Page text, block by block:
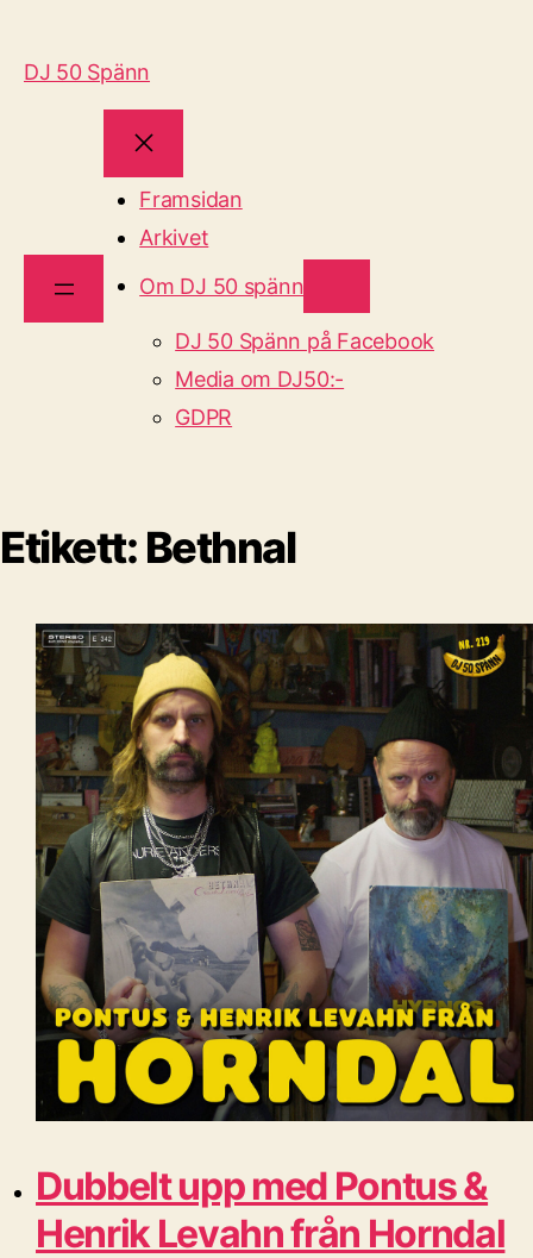
DJ 50 Spänn
Framsidan
Arkivet
Om DJ 50 spänn
DJ 50 Spänn på Facebook
Media om DJ50:-
GDPR
Etikett: Bethnal
Dubbelt upp med Pontus &
Henrik Levahn från Horndal